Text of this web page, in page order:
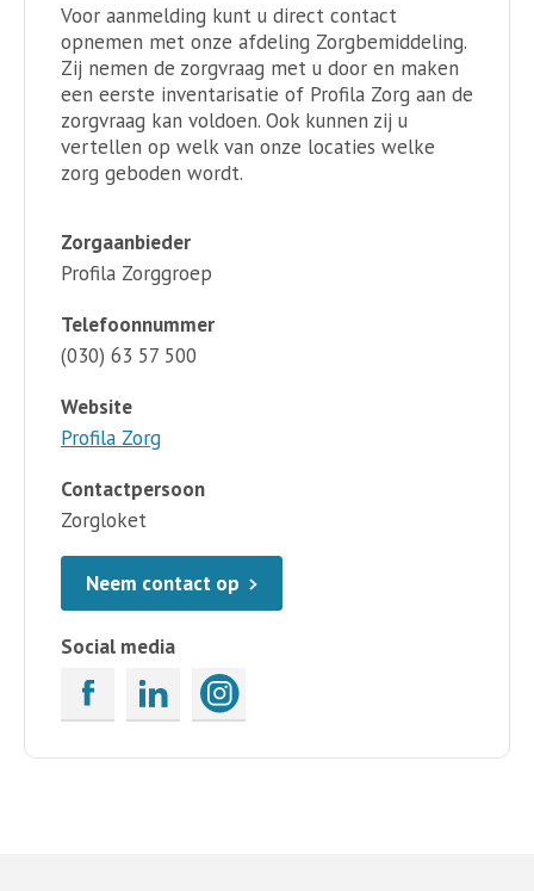
Voor aanmelding kunt u direct contact
opnemen met onze afdeling Zorgbemiddeling.
Zij nemen de zorgvraag met u door en maken
een eerste inventarisatie of Profila Zorg aan de
zorgvraag kan voldoen. Ook kunnen zij u
vertellen op welk van onze locaties welke
zorg geboden wordt.
Zorgaanbieder
Profila Zorggroep
Telefoonnummer
(030) 63 57 500
Website
Profila Zorg
Contactpersoon
Zorgloket
Neem contact op
Social media